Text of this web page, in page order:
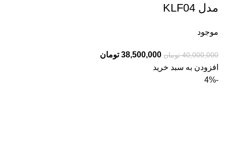
مدل KLF04
موجود
40,000,000 تومان قیمت
اصلی:
38,500,000 تومان
افزودن به سبد خرید
-4%